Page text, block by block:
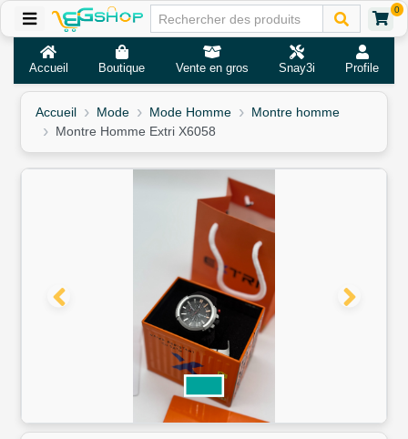
0
Accueil Boutique Vente en gros Snay3i Profile
Accueil Mode Mode Homme
Montre homme
Montre Homme Extri X6058